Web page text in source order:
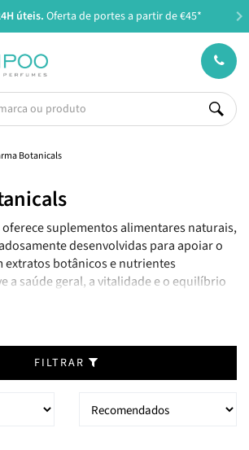
úteis.Oferta de portes a partir de €45*
Botanicals
suplementos alimentares naturais,
desenvolvidas para apoiar o
extratos botânicos e nutrientes
a saúde geral, a vitalidade e o equilíbrio
FILTRAR